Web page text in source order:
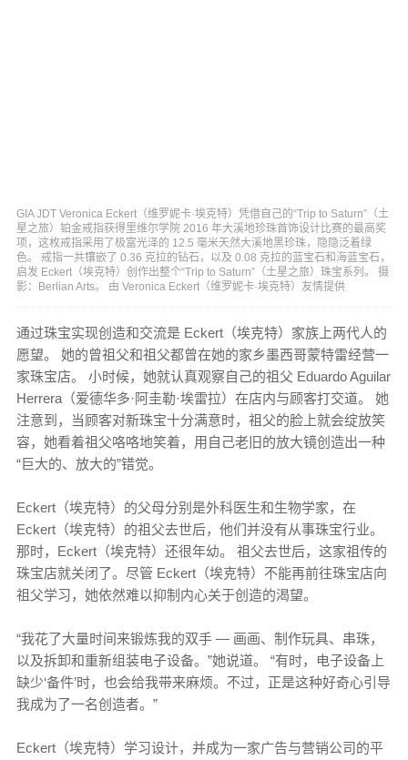
GIA JDT Veronica Eckert（维罗妮卡·埃克特）凭借自己的“Trip to Saturn”（土
星之旅）铂金戒指获得里维尔学院 2016 年大溪地珍珠首饰设计比赛的最高奖
项，这枚戒指采用了极富光泽的 12.5 毫米天然大溪地黑珍珠，隐隐泛着绿
色。 戒指一共镶嵌了 0.36 克拉的钻石，以及 0.08 克拉的蓝宝石和海蓝宝石，
启发 Eckert（埃克特）创作出整个“Trip to Saturn”（土星之旅）珠宝系列。 摄
影：Berlian Arts。 由 Veronica Eckert（维罗妮卡·埃克特）友情提供
通过珠宝实现创造和交流是 Eckert（埃克特）家族上两代人的
愿望。 她的曾祖父和祖父都曾在她的家乡墨西哥蒙特雷经营一
家珠宝店。 小时候，她就认真观察自己的祖父 Eduardo Aguilar
Herrera（爱德华多·阿圭勒·埃雷拉）在店内与顾客打交道。 她
注意到，当顾客对新珠宝十分满意时，祖父的脸上就会绽放笑
容，她看着祖父咯咯地笑着，用自己老旧的放大镜创造出一种
“巨大的、放大的”错觉。
Eckert（埃克特）的父母分别是外科医生和生物学家，在
Eckert（埃克特）的祖父去世后，他们并没有从事珠宝行业。
那时，Eckert（埃克特）还很年幼。 祖父去世后，这家祖传的
珠宝店就关闭了。尽管 Eckert（埃克特）不能再前往珠宝店向
祖父学习，她依然难以抑制内心关于创造的渴望。
“我花了大量时间来锻炼我的双手 — 画画、制作玩具、串珠，
以及拆卸和重新组装电子设备。”她说道。 “有时，电子设备上
缺少‘备件’时，也会给我带来麻烦。不过，正是这种好奇心引导
我成为了一名创造者。”
Eckert（埃克特）学习设计，并成为一家广告与营销公司的平